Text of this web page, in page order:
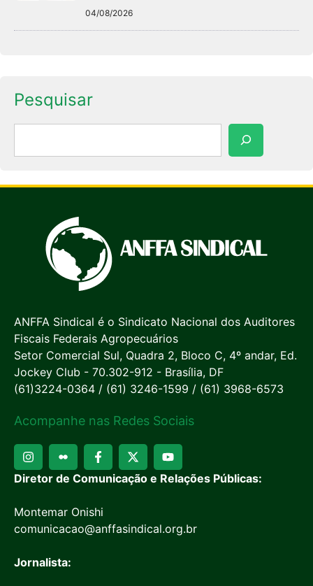
04/08/2026
Pesquisar
ANFFA Sindical é o Sindicato Nacional dos Auditores
Fiscais Federais Agropecuários
Setor Comercial Sul, Quadra 2, Bloco C, 4º andar, Ed.
Jockey Club - 70.302-912 - Brasília, DF
(61)3224-0364 / (61) 3246-1599 / (61) 3968-6573
Acompanhe nas Redes Sociais
Diretor de Comunicação e Relações Públicas:
Montemar Onishi
comunicacao@anffasindical.org.br
Jornalista: